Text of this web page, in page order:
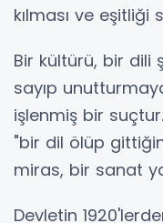
kılması ve eşitliği
Bir kültürü, bir dili
sayıp
işlenmiş bir
"bir dil ölüp
miras, bir sanat
Devletin